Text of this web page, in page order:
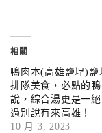
相關
鴨肉本(高雄鹽埕)鹽
排隊美食，必點的
說，綜合湯更是一
過別說有來高雄！
10 月 3, 2023